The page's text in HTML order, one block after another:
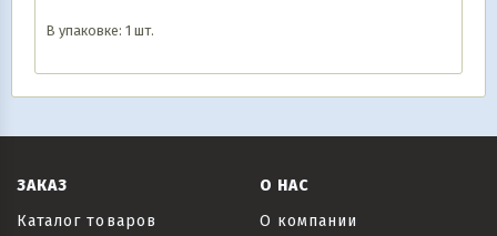
В упаковке: 1 шт.
ЗАКАЗ
Каталог товаров
О НАС
О компании